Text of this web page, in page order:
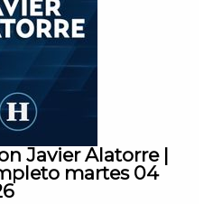
Javier Alatorre |
martes 04